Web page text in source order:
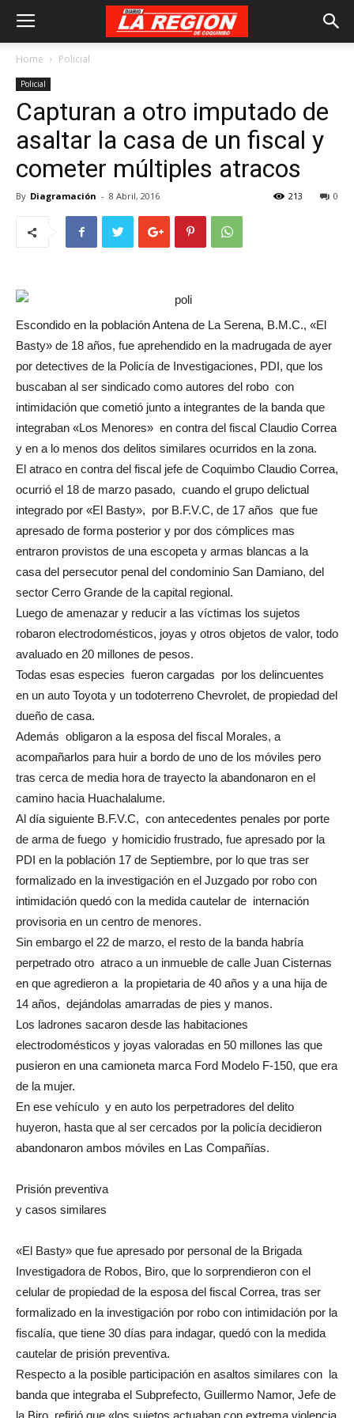
Home Policial
Policial
Capturan a otro imputado de
asaltar la casa de un fiscal y
cometer múltiples atracos
By Diagramación - 8 Abril, 2016 0
213
Escondido en la población Antena de La Serena, B.M.C., «El
Basty» de 18 años, fue aprehendido en la madrugada de ayer
por detectives de la Policía de Investigaciones, PDI, que los
buscaban al ser sindicado como autores del robo con
intimidación que cometió junto a integrantes de la banda que
integraban «Los Menores» en contra del fiscal Claudio Correa
y en a lo menos dos delitos similares ocurridos en la zona.
El atraco en contra del fiscal jefe de Coquimbo Claudio Correa,
ocurrió el 18 de marzo pasado, cuando el grupo delictual
integrado por «El Basty», por B.F.V.C, de 17 años que fue
apresado de forma posterior y por dos cómplices mas
entraron provistos de una escopeta y armas blancas a la
casa del persecutor penal del condominio San Damiano, del
sector Cerro Grande de la capital regional.
Luego de amenazar y reducir a las víctimas los sujetos
robaron electrodomésticos, joyas y otros objetos de valor, todo
avaluado en 20 millones de pesos.
Todas esas especies fueron cargadas por los delincuentes
en un auto Toyota y un todoterreno Chevrolet, de propiedad del
dueño de casa.
Además obligaron a la esposa del fiscal Morales, a
acompañarlos para huir a bordo de uno de los móviles pero
tras cerca de media hora de trayecto la abandonaron en el
camino hacia Huachalalume.
Al día siguiente B.F.V.C, con antecedentes penales por porte
de arma de fuego y homicidio frustrado, fue apresado por la
PDI en la población 17 de Septiembre, por lo que tras ser
formalizado en la investigación en el Juzgado por robo con
intimidación quedó con la medida cautelar de internación
provisoria en un centro de menores.
Sin embargo el 22 de marzo, el resto de la banda habría
perpetrado otro atraco a un inmueble de calle Juan Cisternas
en que agredieron a la propietaria de 40 años y a una hija de
14 años, dejándolas amarradas de pies y manos.
Los ladrones sacaron desde las habitaciones
electrodomésticos y joyas valoradas en 50 millones las que
pusieron en una camioneta marca Ford Modelo F-150, que era
de la mujer.
En ese vehículo y en auto los perpetradores del delito
huyeron, hasta que al ser cercados por la policía decidieron
abandonaron ambos móviles en Las Compañías.
Prisión preventiva
y casos similares
«El Basty» que fue apresado por personal de la Brigada
Investigadora de Robos, Biro, que lo sorprendieron con el
celular de propiedad de la esposa del fiscal Correa, tras ser
formalizado en la investigación por robo con intimidación por la
fiscalía, que tiene 30 días para indagar, quedó con la medida
cautelar de prisión preventiva.
Respecto a la posible participación en asaltos similares con la
banda que integraba el Subprefecto, Guillermo Namor, Jefe de
la Biro, refirió que «los sujetos actuaban con extrema violencia